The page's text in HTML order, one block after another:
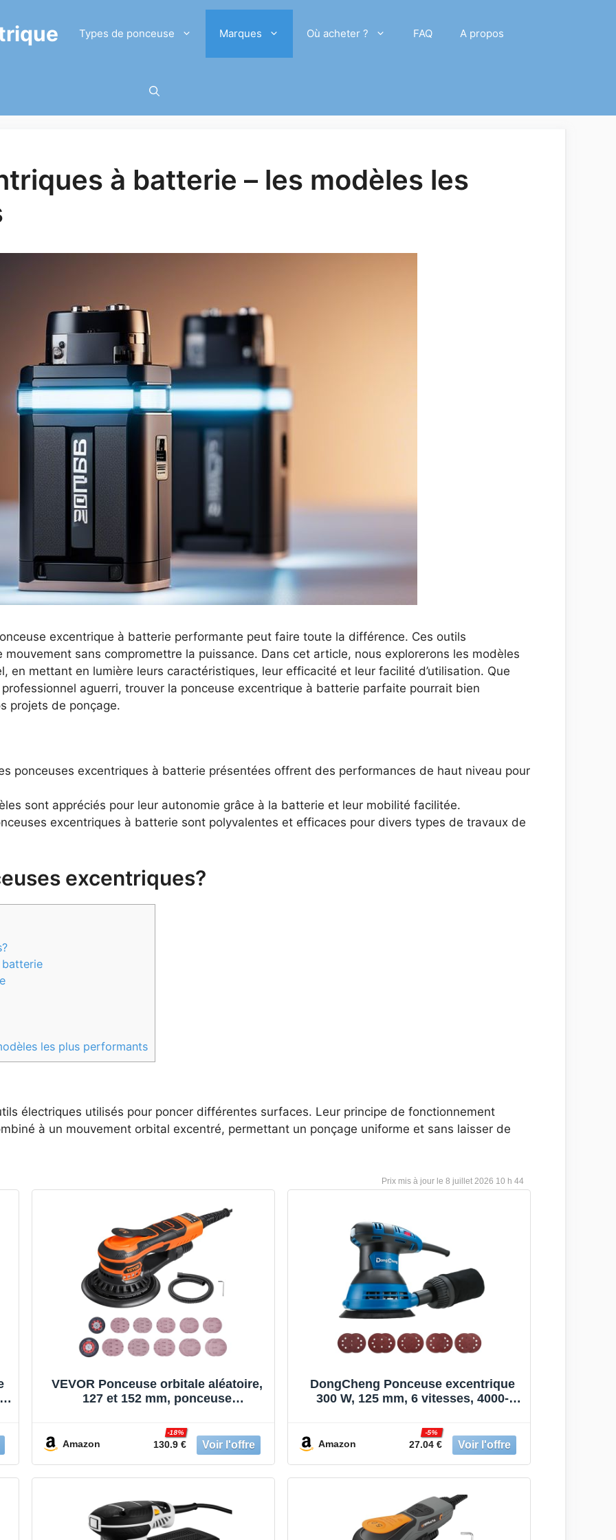
Types de ponceuse Marques Où acheter ? FAQ A propos
à batterie – les modèles les
excentrique à batterie performante peut faire toute la différence. Ces outils
sans compromettre la puissance. Dans cet article, nous explorerons les modèles
en mettant en lumière leurs caractéristiques, leur efficacité et leur facilité d’utilisation. Que
aguerri, trouver la ponceuse excentrique à batterie parfaite pourrait bien
projets de ponçage.
ponceuses excentriques à batterie présentées offrent des performances de haut niveau pour
sont appréciés pour leur autonomie grâce à la batterie et leur mobilité facilitée.
excentriques à batterie sont polyvalentes et efficaces pour divers types de travaux de
excentriques?
batterie
les plus performants
électriques utilisés pour poncer différentes surfaces. Leur principe de fonctionnement
à un mouvement orbital excentré, permettant un ponçage uniforme et sans laisser de
8 juillet 2026 10 h 44
VEVOR Ponceuse orbitale aléatoire,
127 et 152 mm, ponceuse
350 W, 6 vitesses variables, 20
papiers de verre, connecteur anti-
poussière, tuyau, pour ponçage du
Amazon 130.9 €
-18%
DongCheng Ponceuse excentrique
300 W, 125 mm, 6 vitesses, 4000-
10 types de papier de verre,
Ponceuse orbitale aléatoire, idéale
pour les travaux de bricolage
Amazon 27.04 €
-5%